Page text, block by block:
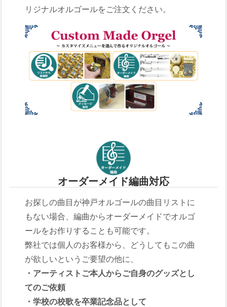
リジナルオルゴールをご注文ください。
オーダーメイド編曲対応
お探しの曲目が神戸オルゴールの曲目リストに
もない場合、編曲からオーダーメイドでオルゴ
ールをお作りすることも可能です。
弊社では個人のお客様から、どうしてもこの曲
が欲しいというご要望の他に、
・アーティストご本人からご自身のグッズとし
てのご依頼
・学校の校歌を卒業記念品として